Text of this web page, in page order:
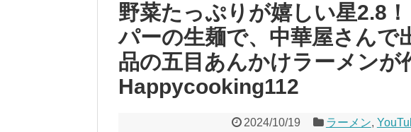
野菜たっぷりが嬉しい星2.8
パーの生麺で、中華屋さんで
品の五目あんかけラーメンが
Happycooking112
2024/10/19 ラーメン,